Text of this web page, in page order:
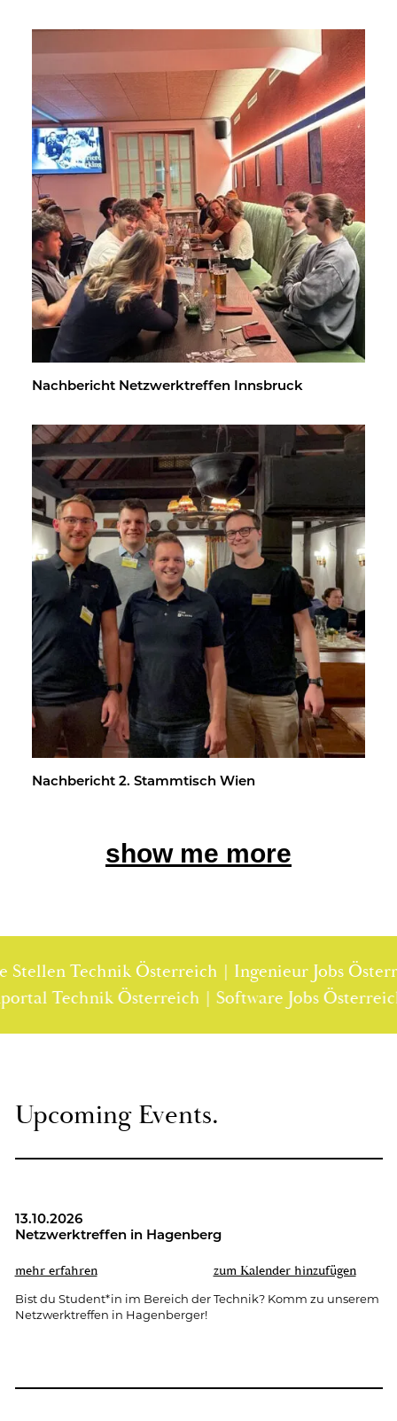
Nach­be­richt Netz­werk­tref­fen Inns­bruck
Nach­be­richt 2. Stamm­tisch Wien
show me more
Technik Österreich | Ingenieur Jobs
Österreich |
Up­co­ming Events.
13.10.2026
Netz­werk­tref­fen in Ha­gen­berg
mehr er­fah­ren zum Ka­len­der hin­zu­fü­gen
Bist du Stu­dent*in im Be­reich der Tech­nik? Komm zu un­se­rem
Netz­werk­tref­fen in Ha­gen­ber­ger!